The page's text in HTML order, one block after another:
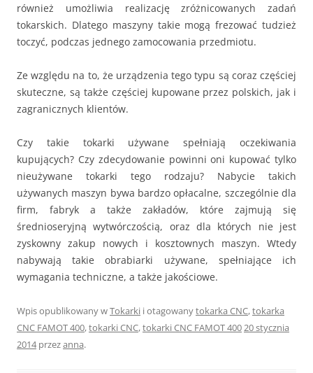
również umożliwia realizację zróżnicowanych zadań
tokarskich. Dlatego maszyny takie mogą frezować tudzież
toczyć, podczas jednego zamocowania przedmiotu.
Ze względu na to, że urządzenia tego typu są coraz częściej
skuteczne, są także częściej kupowane przez polskich, jak i
zagranicznych klientów.
Czy takie tokarki używane spełniają oczekiwania
kupujących? Czy zdecydowanie powinni oni kupować tylko
nieużywane tokarki tego rodzaju? Nabycie takich
używanych maszyn bywa bardzo opłacalne, szczególnie dla
firm, fabryk a także zakładów, które zajmują się
średnioseryjną wytwórczością, oraz dla których nie jest
zyskowny zakup nowych i kosztownych maszyn. Wtedy
nabywają takie obrabiarki używane, spełniające ich
wymagania techniczne, a także jakościowe.
Wpis opublikowany wTokarki i otagowanytokarka CNC,tokarka
CNC FAMOT 400,tokarki CNC,tokarki CNC FAMOT 40020 stycznia
2014przezanna.